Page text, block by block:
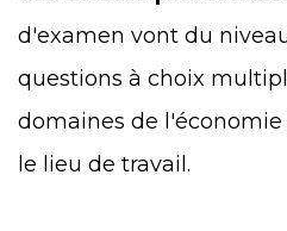
d'examen vont du niveau
questions à choix
domaines de
le lieu de travail.